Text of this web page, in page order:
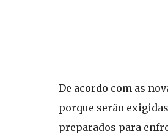
De acordo com as
porque serão
preparados para